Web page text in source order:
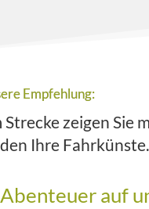
Empfehlung:
Strecke zeigen Sie
Ihre Fahrkünste.
Abenteuer auf